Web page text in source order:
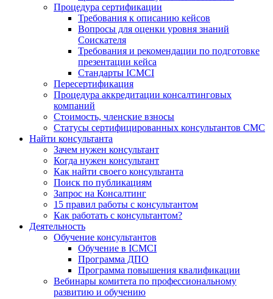
Процедура сертификации
Требования к описанию кейсов
Вопросы для оценки уровня знаний
Соискателя
Требования и рекомендации по подготовке
презентации кейса
Стандарты ICMCI
Пересертификация
Процедура аккредитации консалтинговых
компаний
Стоимость, членские взносы
Статусы сертифицированных консультантов СМС
Найти консультанта
Зачем нужен консультант
Когда нужен консультант
Как найти своего консультанта
Поиск по публикациям
Запрос на Консалтинг
15 правил работы с консультантом
Как работать с консультантом?
Деятельность
Обучение консультантов
Обучение в ICMCI
Программа ДПО
Программа повышения квалификации
Вебинары комитета по профессиональному
развитию и обучению